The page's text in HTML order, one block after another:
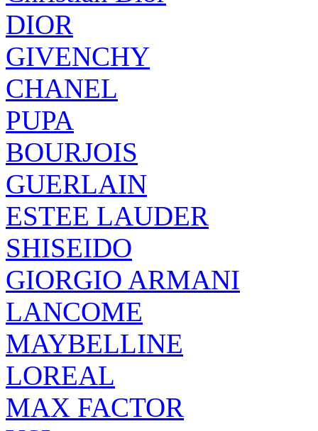
DIOR
GIVENCHY
CHANEL
PUPA
BOURJOIS
GUERLAIN
ESTEE LAUDER
SHISEIDO
GIORGIO ARMANI
LANCOME
MAYBELLINE
LOREAL
MAX FACTOR